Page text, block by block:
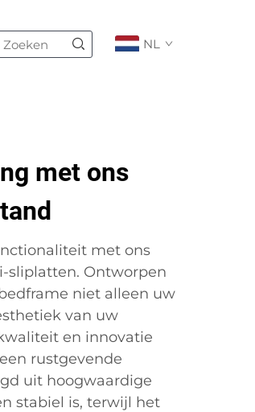
NL
met ons
met ons
sliplatten. Ontworpen
niet alleen uw
van uw
en innovatie
rustgevende
uit hoogwaardige
stabiel is, terwijl het